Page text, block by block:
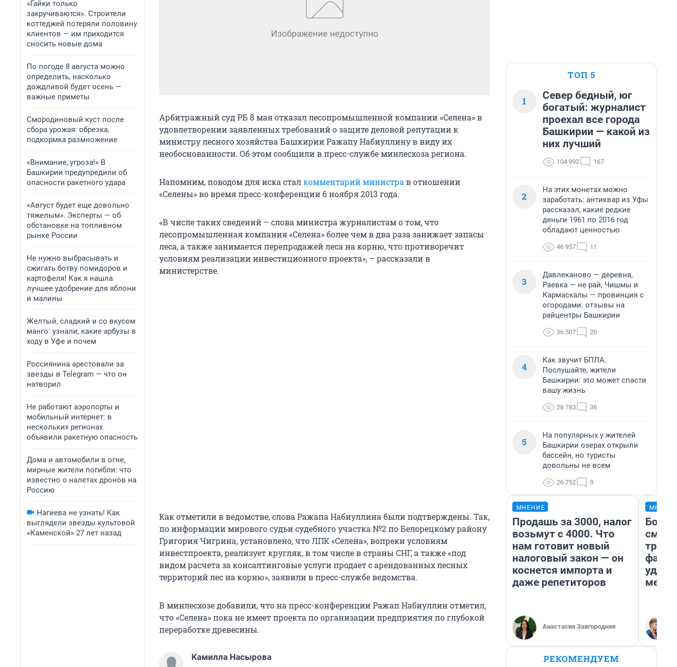
«Гайки только
закручиваются». Строители
коттеджей потеряли половину
клиентов — им приходится
сносить новые дома
По погоде 8 августа можно
определить, насколько
дождливой будет осень —
важные приметы
Смородиновый куст после
сбора урожая: обрезка,
подкормка размножение
«Внимание, угроза!» В
Башкирии предупредили об
опасности ракетного удара
«Август будет еще довольно
тяжелым». Эксперты — об
обстановке на топливном
рынке России
Не нужно выбрасывать и
сжигать ботву помидоров и
картофеля! Как я нашла
лучшее удобрение для яблони
и малины
Желтый, сладкий и со вкусом
манго: узнали, какие арбузы в
ходу в Уфе и почем
Россиянина арестовали за
звезды в Telegram — что он
натворил
Не работают аэропорты и
мобильный интернет: в
нескольких регионах
объявили ракетную опасность
Дома и автомобили в огне,
мирные жители погибли: что
известно о налетах дронов на
Россию
Нагиева не узнать! Как
выглядели звезды культовой
«Каменской» 27 лет назад
Арбитражный суд РБ 8 мая отказал лесопромышленной компании «Селена» в
удовлетворении заявленных требований о защите деловой репутации к
министру лесного хозяйства Башкирии Ражапу Набиуллину в виду их
необоснованности. Об этом сообщили в пресс-службе минлесхоза региона.
Напомним, поводом для иска сталкомментарий министра в отношении
«Селены» во время пресс-конференции 6 ноября 2013 года.
«В числе таких сведений – слова министра журналистам о том, что
лесопромышленная компания «Селена» более чем в два раза занижает запасы
леса, а также занимается перепродажей леса на корню, что противоречит
условиям реализации инвестиционного проекта», – рассказали в
министерстве.
Как отметили в ведомстве, слова Ражапа Набиуллина были подтверждены. Так,
по информации мирового судьи судебного участка №2 по Белорецкому району
Григория Чигрина, установлено, что ЛПК «Селена», вопреки условиям
инвестпроекта, реализует кругляк, в том числе в страны СНГ, а также «под
видом расчета за консалтинговые услуги продает с арендованных лесных
территорий лес на корню», заявили в пресс-службе ведомства.
В минлесхозе добавили, что на пресс-конференции Ражап Набиуллин отметил,
что «Селена» пока не имеет проекта по организации предприятия по глубокой
переработке древесины.
Камилла Насырова
ТОП 5
1
Север бедный, юг
богатый: журналист
проехал все города
Башкирии — какой из
них лучший
104 992 167
2
На этих монетах можно
заработать: антиквар из Уфы
рассказал, какие редкие
деньги 1961 по 2016 год
обладают ценностью
46 957 11
3
Давлеканово — деревня,
Раевка — не рай, Чишмы и
Кармаскалы — провинция с
огородами: отзывы на
райцентры Башкирии
36 507 20
4
Как звучит БПЛА.
Послушайте, жители
Башкирии: это может спасти
вашу жизнь
28 783 36
5
На популярных у жителей
Башкирии озерах открыли
бассейн, но туристы
довольны не всем
26 752 9
МНЕНИЕ
Продашь за 3000, налог
возьмут с 4000. Что
нам готовит новый
налоговый закон — он
коснется импорта и
даже репетиторов
Анастасия Завгородняя
месте
РЕКОМЕНДУЕМ